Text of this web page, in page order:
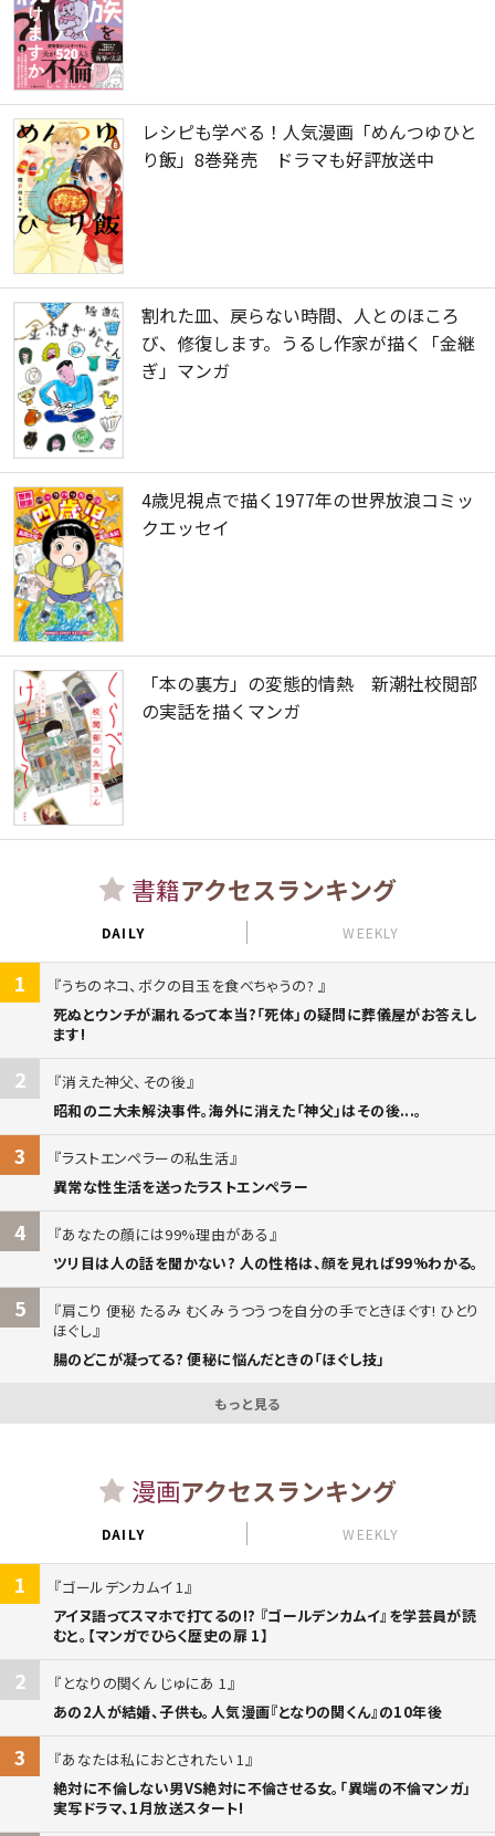
レシピも学べる！人気漫画「めんつゆひと
り飯」8巻発売 ドラマも好評放送中
割れた皿、戻らない時間、人とのほころ
び、修復します。うるし作家が描く「金継
ぎ」マンガ
4歳児視点で描く1977年の世界放浪コミッ
クエッセイ
「本の裏方」の変態的情熱 新潮社校閲部
の実話を描くマンガ
書籍アクセスランキング
DAILY WEEKLY
1
うちのネコ、ボクの目玉を食べちゃうの?
死ぬとウンチが漏れるって本当?「死体」の疑問に葬儀屋がお答えし
ます!
2
消えた神父、その後
昭和の二大未解決事件。海外に消えた「神父」はその後...。
3
ラストエンペラーの私生活
異常な性生活を送ったラストエンペラー
4
あなたの顔には99%理由がある
ツリ目は人の話を聞かない? 人の性格は、顔を見れば99%わかる。
5
肩こり 便秘 たるみ むくみ うつうつを自分の手でときほぐす! ひとり
ほぐし
腸のどこが凝ってる? 便秘に悩んだときの「ほぐし技」
もっと見る
漫画アクセスランキング
DAILY WEEKLY
1
ゴールデンカムイ 1
アイヌ語ってスマホで打てるの!? 『ゴールデンカムイ』を学芸員が読
むと。【マンガでひらく歴史の扉 1】
2
となりの関くん じゅにあ 1
あの2人が結婚、子供も。人気漫画『となりの関くん』の10年後
3
あなたは私におとされたい 1
絶対に不倫しない男VS絶対に不倫させる女。「異端の不倫マンガ」
実写ドラマ、1月放送スタート!